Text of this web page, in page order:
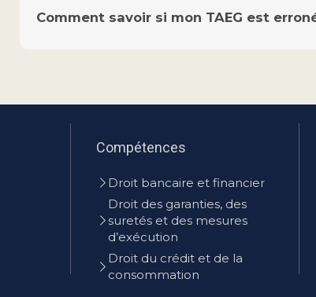
Comment savoir si mon TAEG est
Compétences
Droit bancaire et financier
Droit des garanties, des
suretés et des mesures
d’exécution
Droit du crédit et de la
consommation